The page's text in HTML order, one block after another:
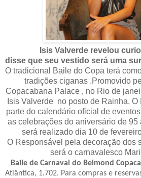
Isis Valverde revelou
disse que seu vestido será uma
O tradicional Baile do Copa terá
tradições ciganas .Promovido
Copacabana Palace , no Rio de
Isis Valverde no posto de Rainha.
parte do calendário oficial de
as celebrações do aniversário de 95
será realizado dia 10 de
O Responsável pela decoração dos
será o carnavalesco
Baile de Carnaval do Belmond
Atlântica, 1.702. Para compras e